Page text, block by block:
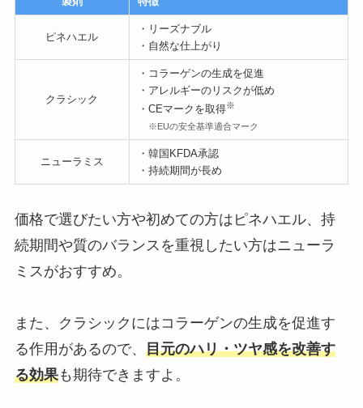
ピネハエル
・リーズナブル
・自然な仕上がり
クラシック
・コラーゲンの生成を促進
・アレルギーのリスクが低め
・CEマークを取得※
※EUの安全基準適合マーク
ニューラミス
・韓国KFDA承認
・持続期間が長め
価格で選びたい方や初めての方はピネハエル、持
続期間や質のバランスを重視したい方はニューラ
ミスがおすすめ。
また、クラシックにはコラーゲンの生成を促進す
る作用があるので、 目元のハリ・ツヤ感を改善す
る効果も期待できますよ。